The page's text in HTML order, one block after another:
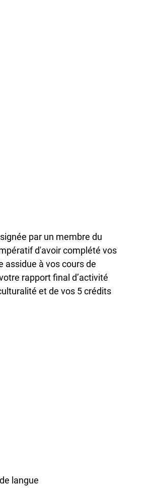
par un membre du
d'avoir complété vos
assidue à vos cours de
rapport final d’activité
et de vos 5 crédits
langue